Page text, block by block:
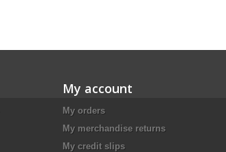
My account
My orders
My merchandise returns
My credit slips